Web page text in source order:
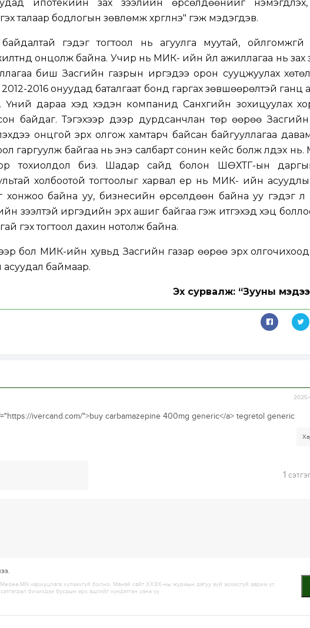
ипотекийн зах зээлийн өрсөлдөөнийг
талаар бодлогын зөвлөмж хүргүүлнэ" гэж мэдэгдэв.
гэдэг тогтоол нь агуулга муутай, ойлгомжгүй
онцолж байна. Учир нь МИК- ийн үйл ажиллагаа нь зах
биш Засгийн газрын иргэдээ орон сууцжуулах
2016 онуудад баталгаат бонд гаргах зөвшөөрөлтэй ганц
дараа хэд хэдэн компанид Санхүүгийн зохицуулах
байдаг. Тэгэхээр дээр дурдсанчлан төр өөрөө
онцгой эрх олгож хамтарч байсан байгууллагаа
гаргуулж байгаа нь энэ салбарт сонин кейс болж үлдэх нь.
тохиолдол биз. Шадар сайд болон ШӨХТГ-ын
холбоотой тогтоолыг харвал ер нь МИК- ийн
байна уу, бизнесийн өрсөлдөөн байна уу гэдэг л
зээлтэй иргэдийн эрх ашиг байгаа гэж итгэхэд хэцүү
гэх тогтоол дахин нотолж байна.
бол МИК-ийн хувьд Засгийн газар өөрөө эрх олгочихоод
асуудал баймаар.
Эх сурвалж: “Зууны
ivercand.com/">buy carbamazepine 400mg generic</a> tegretol generic
1
хариуцлага хүлээхгүй болно. Манай сайт ХХЗХ-ны журмын дагуу зүй зохисгүй зарим үг,
бичихдээ бусдын эрх ашгийг хүндэтгэн үзнэ үү.